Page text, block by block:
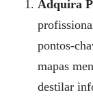
Adquira
pontos-
mapas
destilar